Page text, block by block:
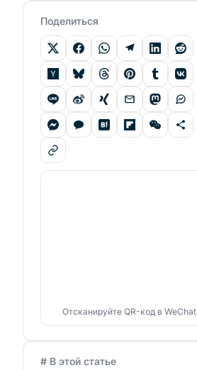
Поделиться
Отсканируйте QR-код в WeChat
# В этой статье